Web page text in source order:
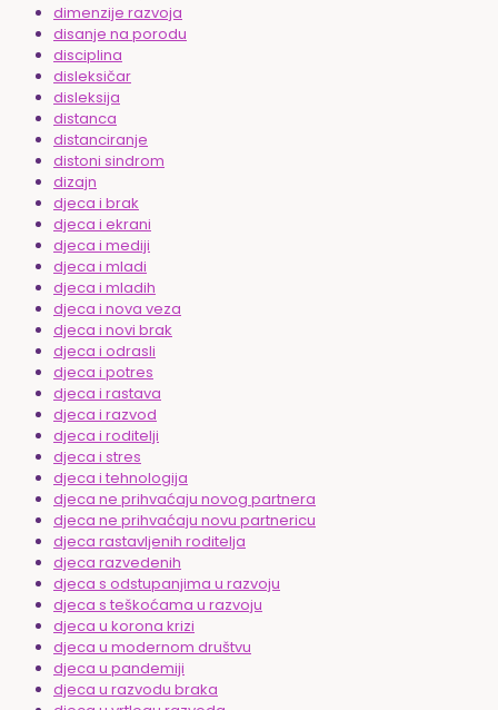
dimenzije razvoja
disanje na porodu
disciplina
disleksičar
disleksija
distanca
distanciranje
distoni sindrom
dizajn
djeca i brak
djeca i ekrani
djeca i mediji
djeca i mladi
djeca i mladih
djeca i nova veza
djeca i novi brak
djeca i odrasli
djeca i potres
djeca i rastava
djeca i razvod
djeca i roditelji
djeca i stres
djeca i tehnologija
djeca ne prihvaćaju novog partnera
djeca ne prihvaćaju novu partnericu
djeca rastavljenih roditelja
djeca razvedenih
djeca s odstupanjima u razvoju
djeca s teškoćama u razvoju
djeca u korona krizi
djeca u modernom društvu
djeca u pandemiji
djeca u razvodu braka